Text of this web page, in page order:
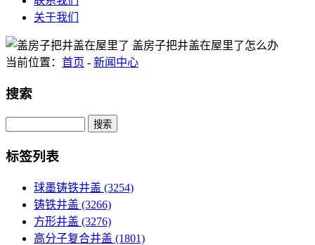
关于我们
当前位置： 首页 - 新闻中心
搜索
Search
标签列表
球墨铸铁井盖 (3254)
铸铁井盖 (3266)
方形井盖 (3276)
高分子复合井盖 (1801)